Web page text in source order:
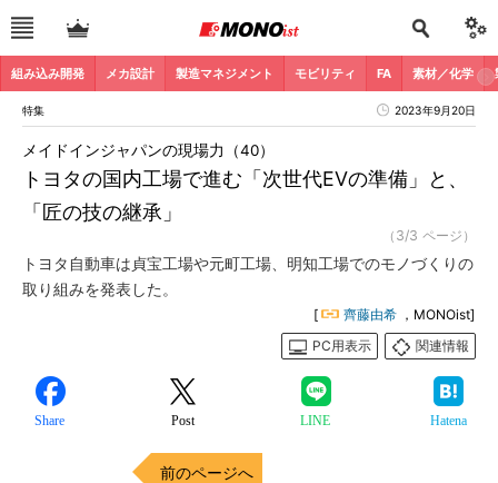
組み込み開発 メカ設計 製造マネジメント モビリティ FA 素材／化学
特集 2023年9月20日
トヨタの国内工場で進む「次世代EVの準備」と、
「匠の技の継承」
メイドインジャパンの現場力（40）
（3/3 ページ）
トヨタ自動車は貞宝工場や元町工場、明知工場でのモノづくりの
取り組みを発表した。
[ 齊藤由希 ，MONOist]
PC用表示
関連情報
Share Post LINE Hatena
前のページへ